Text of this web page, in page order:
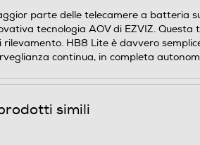
parte delle telecamere a batteria
tecnologia AOV di EZVIZ.
HB8 Lite è davvero
continua, in completa
simili